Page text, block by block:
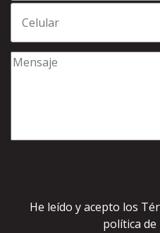
He leído y acepto los
política de